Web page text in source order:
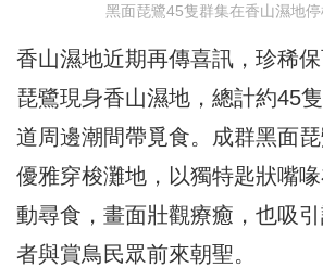
黑面琵鷺45隻群集在香山濕地停
香山濕地近期再傳喜訊，珍稀
琵鷺現身香山濕地，總計約45
道周邊潮間帶覓食。成群黑面琵
優雅穿梭灘地，以獨特匙狀嘴
動尋食，畫面壯觀療癒，也吸
者與賞鳥民眾前來朝聖。